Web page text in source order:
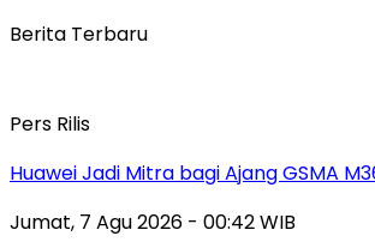
Berita Terbaru
Pers Rilis
Huawei Jadi Mitra bagi Ajang GSMA
Jumat, 7 Agu 2026 - 00:42 WIB